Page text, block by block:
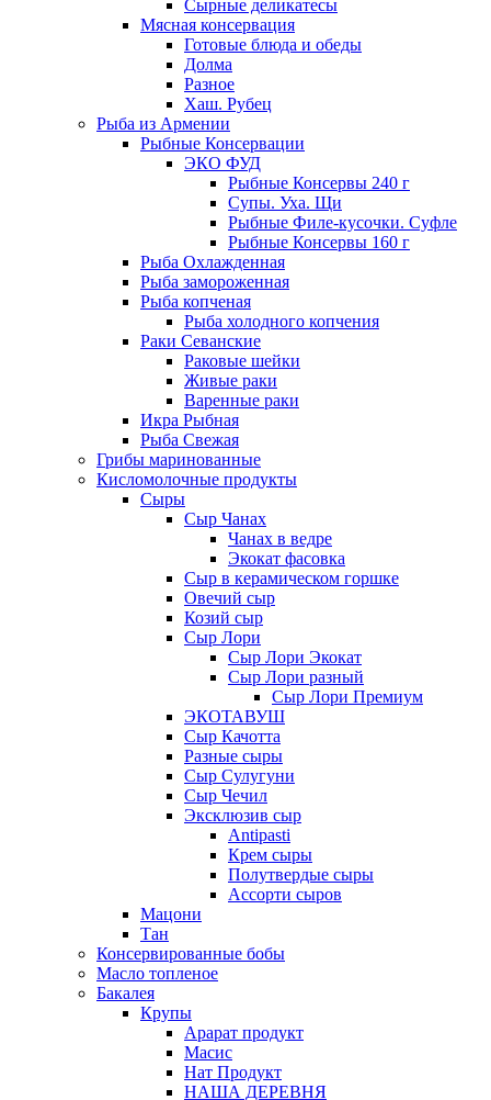
Сырные деликатесы
Мясная консервация
Готовые блюда и обеды
Долма
Разное
Хаш. Рубец
Рыба из Армении
Рыбные Консервации
ЭКО ФУД
Рыбные Консервы 240 г
Супы. Уха. Щи
Рыбные Филе-кусочки. Суфле
Рыбные Консервы 160 г
Рыба Охлажденная
Рыба замороженная
Рыба копченая
Рыба холодного копчения
Раки Севанские
Раковые шейки
Живые раки
Варенные раки
Икра Рыбная
Рыба Свежая
Грибы маринованные
Кисломолочные продукты
Сыры
Сыр Чанах
Чанах в ведре
Экокат фасовка
Сыр в керамическом горшке
Овечий сыр
Козий сыр
Сыр Лори
Сыр Лори Экокат
Сыр Лори разный
Сыр Лори Премиум
ЭКОТАВУШ
Сыр Качотта
Разные сыры
Сыр Сулугуни
Сыр Чечил
Эксклюзив сыр
Antipasti
Крем сыры
Полутвердые сыры
Ассорти сыров
Мацони
Тан
Консервированные бобы
Масло топленое
Бакалея
Крупы
Арарат продукт
Масис
Нат Продукт
НАША ДЕРЕВНЯ